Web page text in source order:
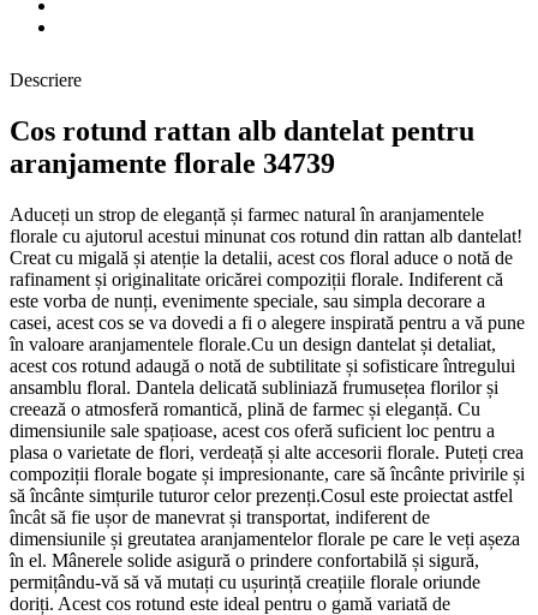
Descriere
Cos rotund rattan alb dantelat pentru
aranjamente florale 34739
Aduceți un strop de eleganță și farmec natural în aranjamentele
florale cu ajutorul acestui minunat cos rotund din rattan alb dantelat!
Creat cu migală și atenție la detalii, acest cos floral aduce o notă de
rafinament și originalitate oricărei compoziții florale. Indiferent că
este vorba de nunți, evenimente speciale, sau simpla decorare a
casei, acest cos se va dovedi a fi o alegere inspirată pentru a vă pune
în valoare aranjamentele florale.Cu un design dantelat și detaliat,
acest cos rotund adaugă o notă de subtilitate și sofisticare întregului
ansamblu floral. Dantela delicată subliniază frumusețea florilor și
creează o atmosferă romantică, plină de farmec și eleganță. Cu
dimensiunile sale spațioase, acest cos oferă suficient loc pentru a
plasa o varietate de flori, verdeață și alte accesorii florale. Puteți crea
compoziții florale bogate și impresionante, care să încânte privirile și
să încânte simțurile tuturor celor prezenți.Cosul este proiectat astfel
încât să fie ușor de manevrat și transportat, indiferent de
dimensiunile și greutatea aranjamentelor florale pe care le veți așeza
în el. Mânerele solide asigură o prindere confortabilă și sigură,
permițându-vă să vă mutați cu ușurință creațiile florale oriunde
doriți. Acest cos rotund este ideal pentru o gamă variată de